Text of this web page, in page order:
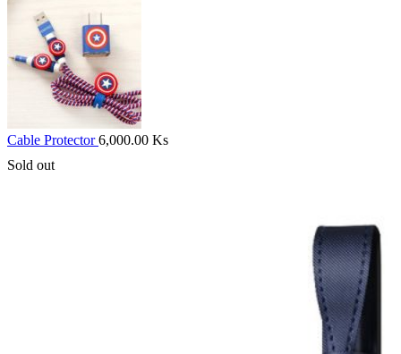
Cable Protector6,000.00 Ks
Sold out